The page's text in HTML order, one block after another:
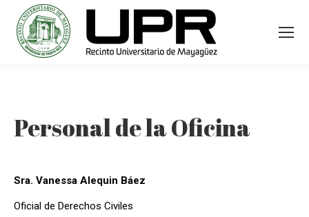
Personal de la Oficina
Sra. Vanessa Alequin Báez
Oficial de Derechos Civiles